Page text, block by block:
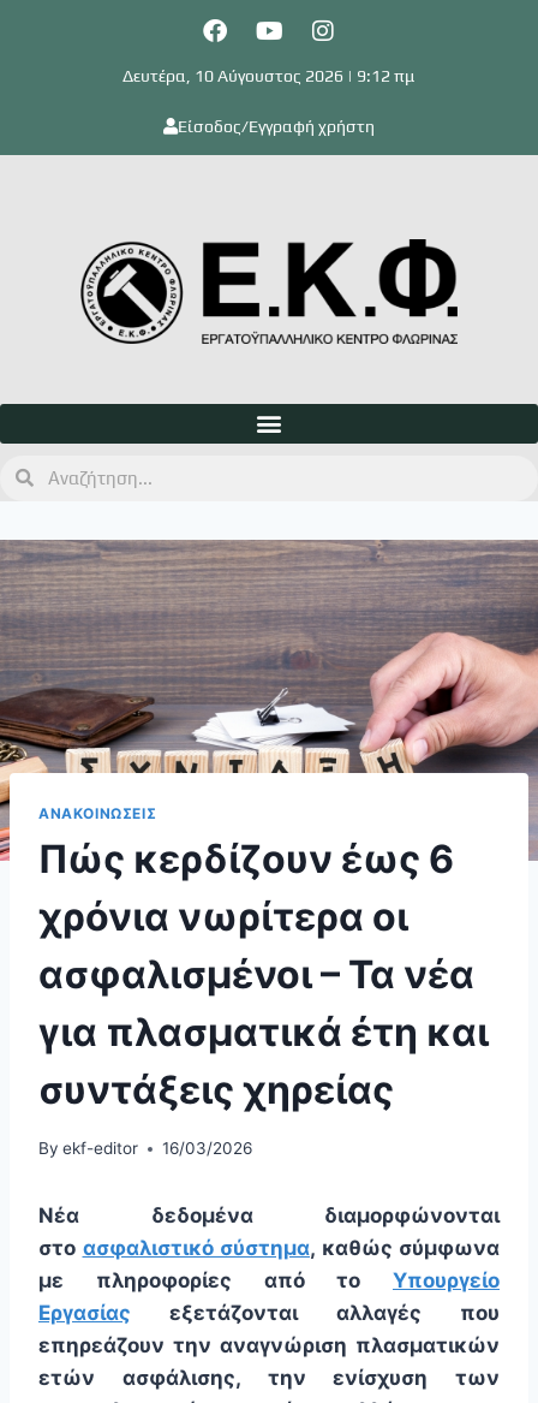
Δευτέρα, 10 Αύγουστος 2026 | 9:12 πμ
Είσοδος/Εγγραφή χρήστη
ΑΝΑΚΟΙΝΩΣΕΙΣ
Πώς κερδίζουν έως 6
χρόνια νωρίτερα οι
ασφαλισμένοι – Τα νέα
για πλασματικά έτη και
συντάξεις χηρείας
By ekf-editor 16/03/2026
Νέα δεδομένα διαμορφώνονται
στο ασφαλιστικό σύστημα, καθώς σύμφωνα
με πληροφορίες από το Υπουργείο
Εργασίας εξετάζονται αλλαγές που
επηρεάζουν την αναγνώριση πλασματικών
ετών ασφάλισης, την ενίσχυση των